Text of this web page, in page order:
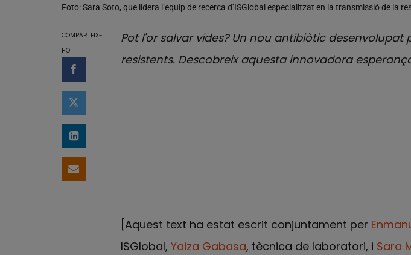
Foto: Sara Soto, que lidera l’equip de recerca d’ISGlobal especialitzat en la transmissió de la
COMPARTEIX-
HO
Compartir a Facebook
Compartir a Twitter
Comparteix a LinkedIn
Comparteix per email
Pot l'or salvar vides? Un nou antibiòtic desenvolupat
resistents. Descobreix aquesta innovadora
[Aquest text ha estat escrit conjuntament per
ISGlobal, Yaiza Gabasa, tècnica de laboratori, i Sara